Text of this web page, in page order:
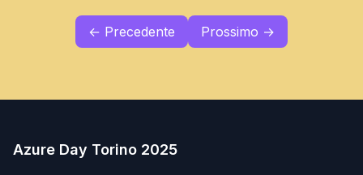
← Precedente Prossimo →
Azure Day Torino 2025